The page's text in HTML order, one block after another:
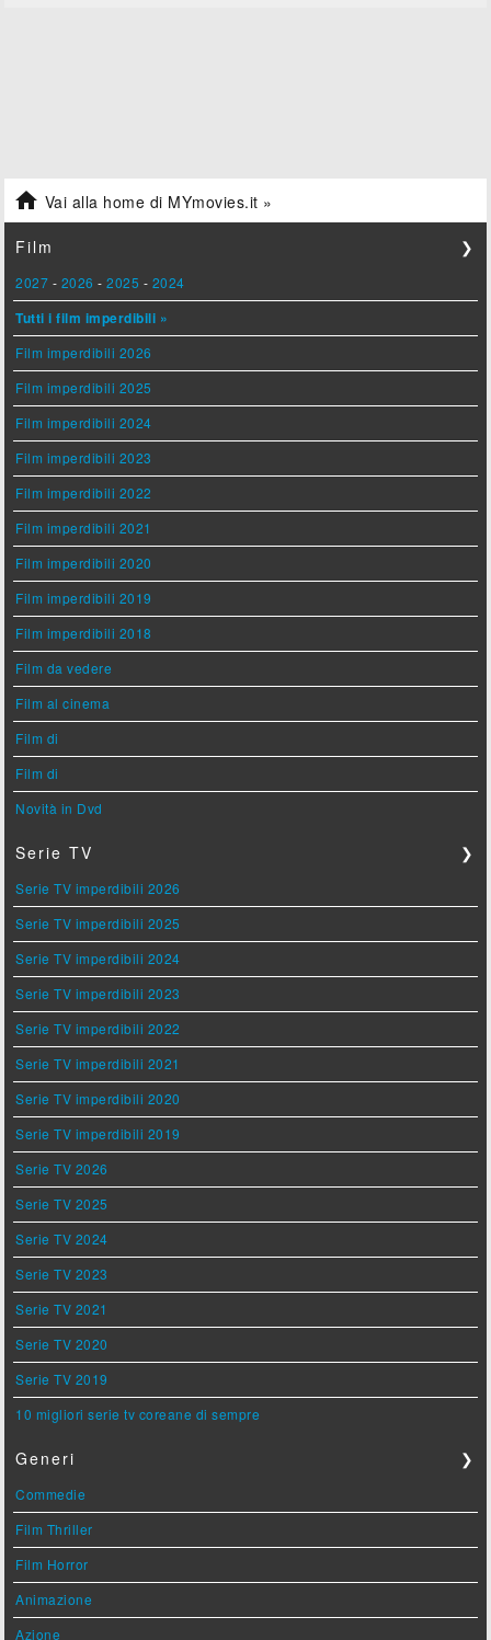
 Vai alla home di MYmovies.it »
Film ❯
2027 - 2026 -2025 - 2024
Tutti i film imperdibili »
Film imperdibili 2026
Film imperdibili 2025
Film imperdibili 2024
Film imperdibili 2023
Film imperdibili 2022
Film imperdibili 2021
Film imperdibili 2020
Film imperdibili 2019
Film imperdibili 2018
Film da vedere
Film al cinema
Film di
Film di
Novità in Dvd
Serie TV ❯
Serie TV imperdibili 2026
Serie TV imperdibili 2025
Serie TV imperdibili 2024
Serie TV imperdibili 2023
Serie TV imperdibili 2022
Serie TV imperdibili 2021
Serie TV imperdibili 2020
Serie TV imperdibili 2019
Serie TV 2026
Serie TV 2025
Serie TV 2024
Serie TV 2023
Serie TV 2021
Serie TV 2020
Serie TV 2019
10 migliori serie tv coreane di sempre
Generi ❯
Commedie
Film Thriller
Film Horror
Animazione
Azione